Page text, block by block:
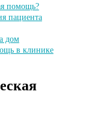
помощь?
пациента
дом
в клинике